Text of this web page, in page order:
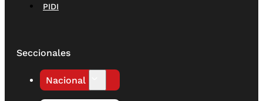
PIDI
Seccionales
Nacional